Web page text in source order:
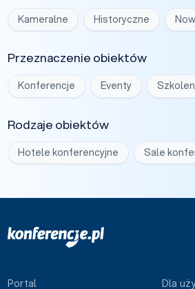
Kameralne Historyczne
Przeznaczenie obiektów
Konferencje Eventy
Rodzaje obiektów
Hotele konferencyjne Sale
Portal Dla